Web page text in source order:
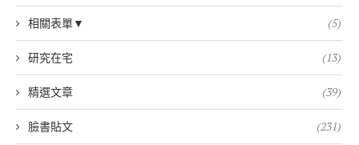
相關表單▼ (5)
研究在宅 (13)
精選文章 (39)
臉書貼文 (231)